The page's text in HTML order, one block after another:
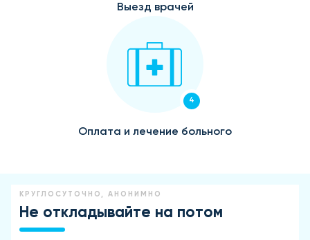
Выезд врачей
4
Оплата и лечение больного
КРУГЛОСУТОЧНО, АНОНИМНО
Не откладывайте на потом